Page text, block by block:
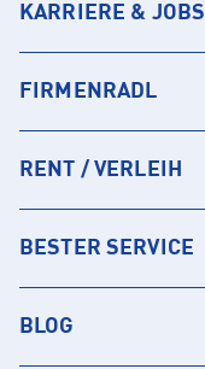
KARRIERE & JOBS
FIRMENRADL
RENT / VERLEIH
BESTER SERVICE
BLOG